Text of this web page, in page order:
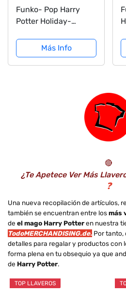
Funko- Pop Harry
Potter Holiday-
Keychain, Multicolor
(51206)
Más Info
🔴
¿Te Apetece Ver Más
❓
Una nueva recopilación de artículos,
también se encuentran entre losmás
de el mago Harry Potteren nuestra
TodoMERCHANDISING.de. Por tanto,
detalles para regalar y productos con
forma plena en tu obsequio ya que
de Harry Potter.
TOP LLAVEROS